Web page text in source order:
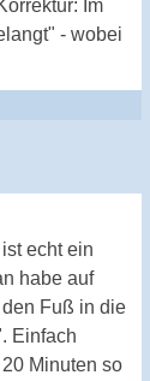
Im
- wobei
echt ein
habe auf
Fuß in die
Einfach
Minuten so